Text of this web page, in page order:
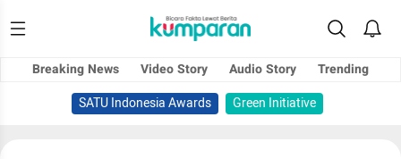
Breaking News Video Story Audio Story
Trending
SATU Indonesia Awards
Green Initiative